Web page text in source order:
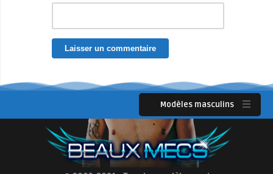
Modèles masculins